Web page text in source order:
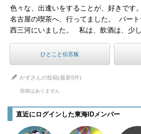
色々な、出逢いをすることが、好きです
名古屋の喫茶へ、行ってました。  パート
西三河にいました。   私は、飲酒は、少し
ひとこと伝言板
かずさんの投稿(最新5件)
投稿はありません
直近にログインした東海IDメンバー